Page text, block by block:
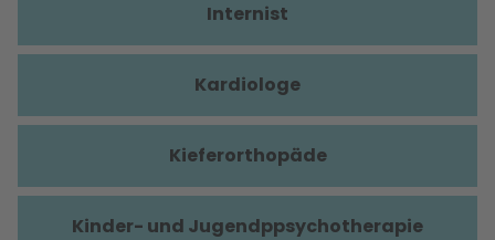
Internist
Kardiologe
Kieferorthopäde
Kinder- und Jugendppsychotherapie